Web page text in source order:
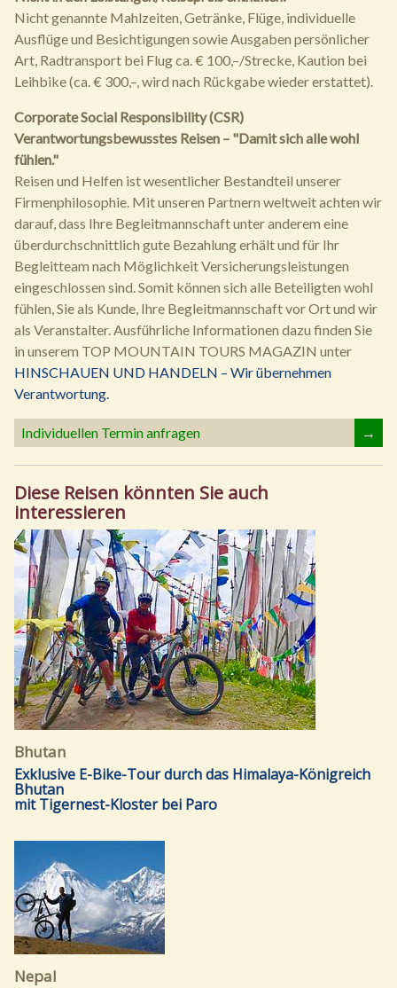
Nicht genannte Mahlzeiten, Getränke, Flüge, individuelle
Ausflüge und Besichtigungen sowie Ausgaben persönlicher
Art, Radtransport bei Flug ca. € 100,–/Strecke, Kaution bei
Leihbike (ca. € 300,–, wird nach Rückgabe wieder erstattet).
Corporate Social Responsibility (CSR)
Verantwortungsbewusstes Reisen – "Damit sich alle wohl
fühlen."
Reisen und Helfen ist wesentlicher Bestandteil unserer
Firmenphilosophie. Mit unseren Partnern weltweit achten wir
darauf, dass Ihre Begleitmannschaft unter anderem eine
überdurchschnittlich gute Bezahlung erhält und für Ihr
Begleitteam nach Möglichkeit Versicherungsleistungen
eingeschlossen sind. Somit können sich alle Beteiligten wohl
fühlen, Sie als Kunde, Ihre Begleitmannschaft vor Ort und wir
als Veranstalter. Ausführliche Informationen dazu finden Sie
in unserem TOP MOUNTAIN TOURS MAGAZIN unter
HINSCHAUEN UND HANDELN – Wir übernehmen
Verantwortung.
Individuellen Termin anfragen →
Diese Reisen könnten Sie auch
interessieren
Bhutan
Exklusive E-Bike-Tour durch das Himalaya-Königreich
Bhutan
mit Tigernest-Kloster bei Paro
Nepal